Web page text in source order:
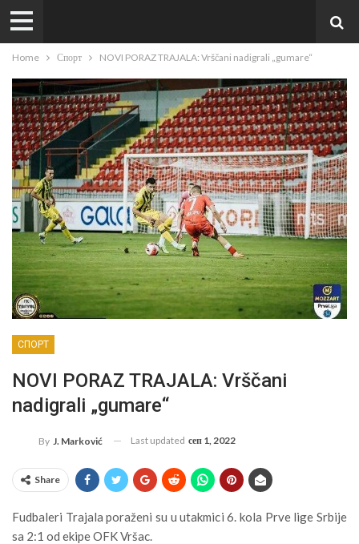
Home Спорт NOVI PORAZ TRAJALA: Vrščani nadigrali „gumare“
СПОРТ
NOVI PORAZ TRAJALA: Vrščani
nadigrali „gumare“
By J. Marković Last updated сеп 1, 2022
Share
Fudbaleri Trajala poraženi su u utakmici 6. kola Prve lige Srbije
sa 2:1 od ekipe OFK Vršac.